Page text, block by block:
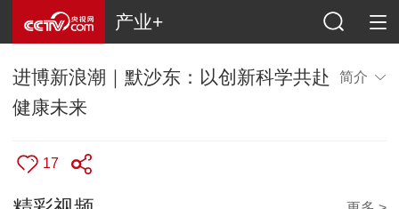
产业+
进博新浪潮｜默沙东：以创新科学共赴
健康未来
简介
17